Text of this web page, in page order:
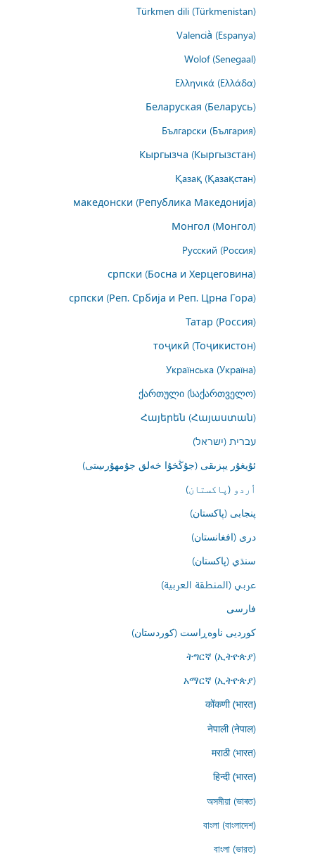
Türkmen dili (Türkmenistan)
Valencià (Espanya)
Wolof (Senegaal)
Ελληνικά (Ελλάδα)
Беларуская (Беларусь)
Български (България)
Кыргызча (Кыргызстан)
Қазақ (Қазақстан)
македонски (Република Македонија)
Монгол (Монгол)
Русский (Россия)
српски (Босна и Херцеговина)
српски (Реп. Србија и Реп. Црна Гора)
Татар (Россия)
тоҷикӣ (Тоҷикистон)
Українська (Україна)
ქართული (საქართველო)
Հայերեն (Հայաստան)
עברית (ישראל)
ئۇيغۇر يېزىقى (جۇڭخۇا خەلق جۇمھۇرىيىتى)
اُردو (پاکستان)
پنجابی (پاکستان)
درى (افغانستان)
سنڌي (پاکستان)
عربي (المنطقة العربية)
فارسى
کوردیی ناوەڕاست (کوردستان)
ትግርኛ (ኢትዮጵያ)
አማርኛ (ኢትዮጵያ)
कोंकणी (भारत)
नेपाली (नेपाल)
मराठी (भारत)
हिन्दी (भारत)
অসমীয়া (ভাৰত)
বাংলা (বাংলাদেশ)
বাংলা (ভারত)